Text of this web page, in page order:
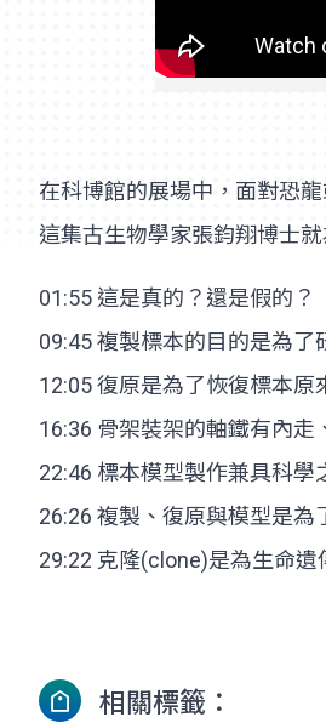
在科博館的展場中，面對恐
這集古生物學家張鈞翔博士
01:55 這是真的？還是假的？
09:45 複製標本的目的是為了
12:05 復原是為了恢復標本原
16:36 骨架裝架的軸鐵有內走
22:46 標本模型製作兼具科學
26:26 複製、復原與模型是為
29:22 克隆(clone)是為生命遺
相關標籤：